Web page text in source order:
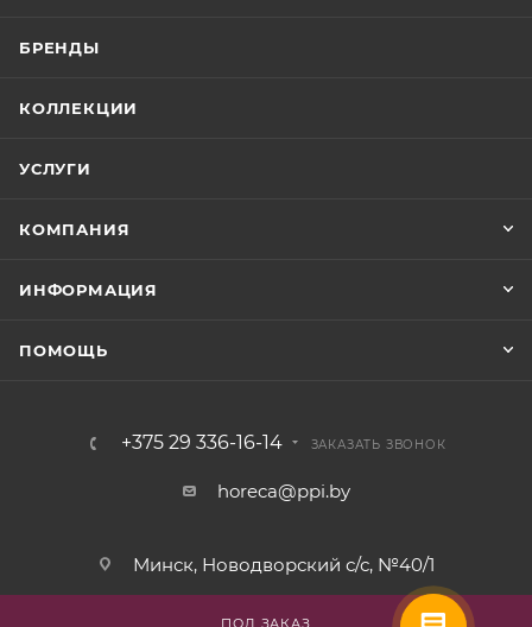
ПОД ЗАКАЗ
БРЕНДЫ
КОЛЛЕКЦИИ
УСЛУГИ
КОМПАНИЯ
ИНФОРМАЦИЯ
ПОМОЩЬ
+375 29 336-16-14 ЗАКАЗАТЬ ЗВОНОК
horeca@ppi.by
Минск, Новодворский с/с, №40/1